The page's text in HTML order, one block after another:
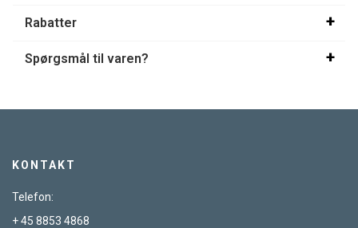
Rabatter
Spørgsmål til varen?
KONTAKT
Telefon:
+ 45 8853 4868